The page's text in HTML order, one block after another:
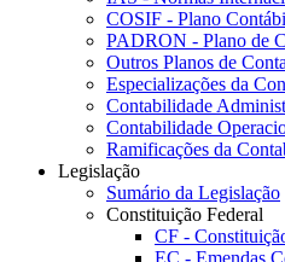
COSIF - Plano
PADRON - Plano de
Outros Planos de
Especializações da
Contabilidade
Contabilidade
Ramificações da
Legislação
Sumário da Legislação
Constituição Federal
CF -
EC - Emendas